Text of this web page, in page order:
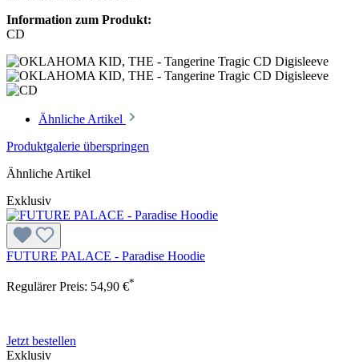
Information zum Produkt:
CD
Ähnliche Artikel
Produktgalerie überspringen
Ähnliche Artikel
Exklusiv
FUTURE PALACE - Paradise Hoodie
Regulärer Preis: 54,90 €*
Jetzt bestellen
Exklusiv